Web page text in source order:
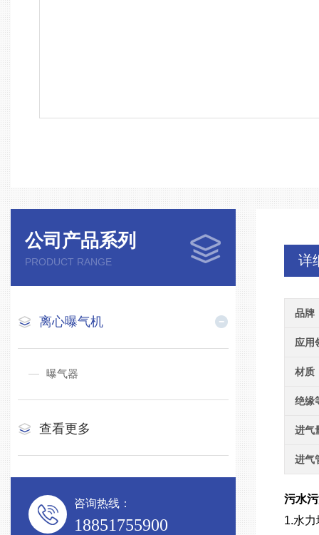
公司产品系列
PRODUCT RANGE
离心曝气机
曝气器
查看更多
咨询热线：
18851755900
详
品牌
应用
材质
绝缘
进气
进气
污水
1.水